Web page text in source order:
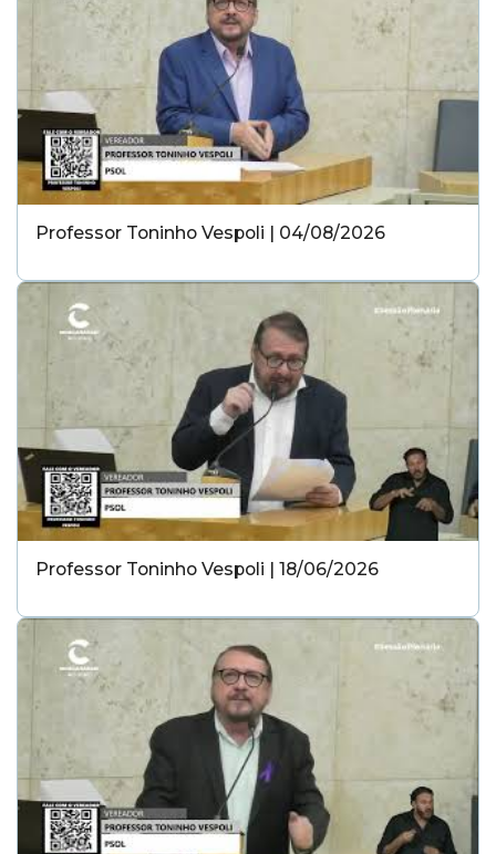
Professor Toninho Vespoli | 04/08/2026
Professor Toninho Vespoli | 18/06/2026